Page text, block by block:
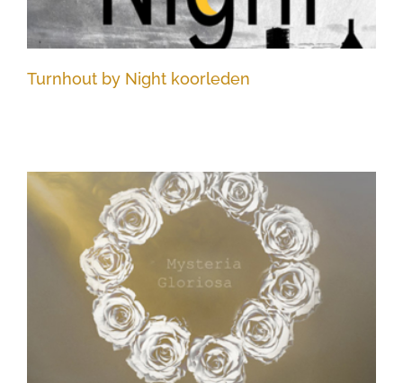
Turnhout by Night koorleden
Mysteria Gloriosa koorleden